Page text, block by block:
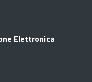
Elettronica